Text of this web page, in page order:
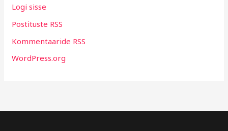
Logi sisse
Postituste RSS
Kommentaaride RSS
WordPress.org